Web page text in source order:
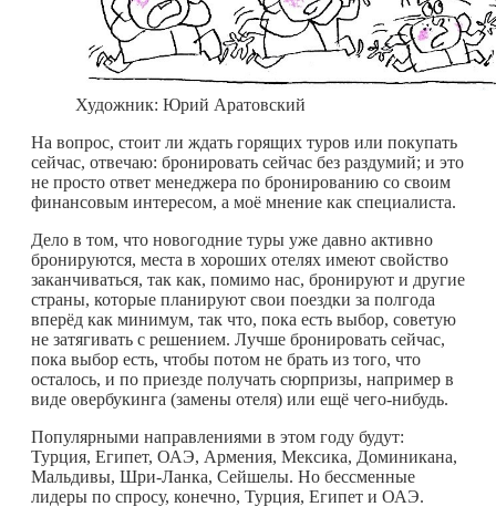
Художник: Юрий Аратовский
На вопрос, стоит ли ждать горящих туров или покупать
сейчас, отвечаю: бронировать сейчас без раздумий; и это
не просто ответ менеджера по бронированию со своим
финансовым интересом, а моё мнение как специалиста.
Дело в том, что новогодние туры уже давно активно
бронируются, места в хороших отелях имеют свойство
заканчиваться, так как, помимо нас, бронируют и другие
страны, которые планируют свои поездки за полгода
вперёд как минимум, так что, пока есть выбор, советую
не затягивать с решением. Лучше бронировать сейчас,
пока выбор есть, чтобы потом не брать из того, что
осталось, и по приезде получать сюрпризы, например в
виде овербукинга (замены отеля) или ещё чего-нибудь.
Популярными направлениями в этом году будут:
Турция, Египет, ОАЭ, Армения, Мексика, Доминикана,
Мальдивы, Шри-Ланка, Сейшелы. Но бессменные
лидеры по спросу, конечно, Турция, Египет и ОАЭ.